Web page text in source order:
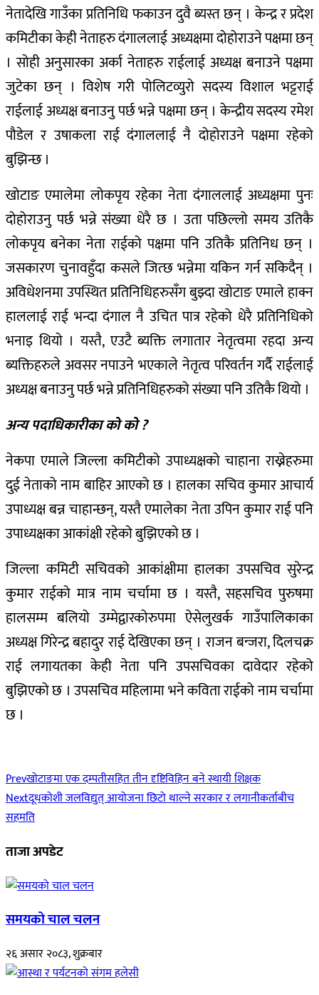
नेतादेखि गाउँका प्रतिनिधि फकाउन दुवै ब्यस्त छन् । केन्द्र र प्रदेश
कमिटीका केही नेताहरु दंगाललाई अध्यक्षमा दोहोराउने पक्षमा छन्
। सोही अनुसारका अर्का नेताहरु राईलाई अध्यक्ष बनाउने पक्षमा
जुटेका छन् । विशेष गरी पोलिटव्युरो सदस्य विशाल भट्टराई
राईलाई अध्यक्ष बनाउनु पर्छ भन्ने पक्षमा छन् । केन्द्रीय सदस्य रमेश
पौडेल र उषाकला राई दंगाललाई नै दोहोराउने पक्षमा रहेको
बुझिन्छ ।
खोटाङ एमालेमा लोकपृय रहेका नेता दंगाललाई अध्यक्षमा पुनः
दोहोराउनु पर्छ भन्ने संख्या धेरै छ । उता पछिल्लो समय उतिकै
लोकपृय बनेका नेता राईको पक्षमा पनि उतिकै प्रतिनिध छन् ।
जसकारण चुनावहुँदा कसले जित्छ भन्नेमा यकिन गर्न सकिदैन् ।
अविधेशनमा उपस्थित प्रतिनिधिहरुसँग बुझ्दा खोटाङ एमाले हाक्न
हाललाई राई भन्दा दंगाल नै उचित पात्र रहेको धेरै प्रतिनिधिको
भनाइ थियो । यस्तै, एउटै ब्यक्ति लगातार नेतृत्वमा रहदा अन्य
ब्यक्तिहरुले अवसर नपाउने भएकाले नेतृत्व परिवर्तन गर्दै राईलाई
अध्यक्ष बनाउनु पर्छ भन्ने प्रतिनिधिहरुको संख्या पनि उतिकै थियो ।
अन्य पदाधिकारीका को को ?
नेकपा एमाले जिल्ला कमिटीको उपाध्यक्षको चाहाना राख्नेहरुमा
दुई नेताको नाम बाहिर आएको छ । हालका सचिव कुमार आचार्य
उपाध्यक्ष बन्न चाहान्छन्, यस्तै एमालेका नेता उपिन कुमार राई पनि
उपाध्यक्षका आकांक्षी रहेको बुझिएको छ ।
जिल्ला कमिटी सचिवको आकांक्षीमा हालका उपसचिव सुरेन्द्र
कुमार राईको मात्र नाम चर्चामा छ । यस्तै, सहसचिव पुरुषमा
हालसम्म बलियो उम्मेद्वारकोरुपमा ऐसेलुखर्क गाउँपालिकाका
अध्यक्ष गिरेन्द्र बहादुर राई देखिएका छन् । राजन बन्जरा, दिलचक्र
राई लगायतका केही नेता पनि उपसचिवका दावेदार रहेको
बुझिएको छ । उपसचिव महिलामा भने कविता राईको नाम चर्चामा
छ ।
Prevखोटाङमा एक दम्पतीसहित तीन दृष्टिविहिन बने स्थायी शिक्षक
Nextदूधकोशी जलविद्युत् आयोजना छिटो थाल्ने सरकार र लगानीकर्ताबीच
सहमति
ताजा अपडेट
समयको चाल चलन
२६ असार २०८३, शुक्रबार